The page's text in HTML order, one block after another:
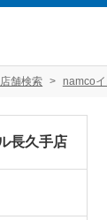
舗検索 namco
長久手店